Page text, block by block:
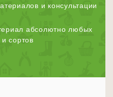
и консультации
абсолютно любых
сортов